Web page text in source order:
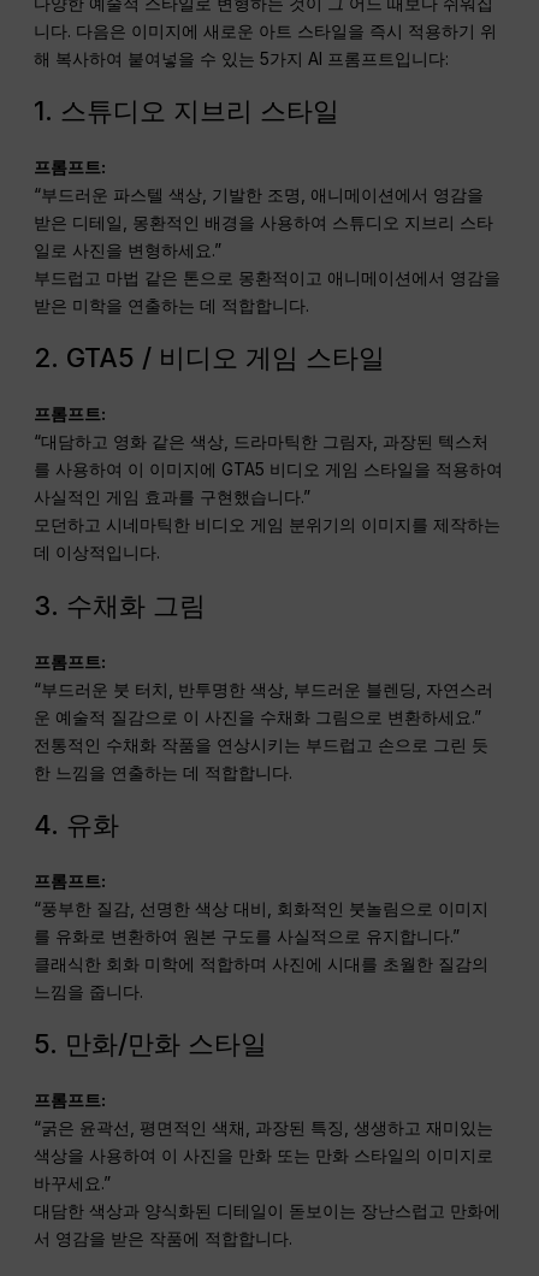
니다. 다음은 이미지에 새로운 아트 스타일을 즉시 적용하기 위
해 복사하여 붙여넣을 수 있는 5가지 AI 프롬프트입니다:
1. 스튜디오 지브리 스타일
프롬프트:
“부드러운 파스텔 색상, 기발한 조명, 애니메이션에서 영감을
받은 디테일, 몽환적인 배경을 사용하여 스튜디오 지브리 스타
일로 사진을 변형하세요.”
부드럽고 마법 같은 톤으로 몽환적이고 애니메이션에서 영감을
받은 미학을 연출하는 데 적합합니다.
2. GTA5 / 비디오 게임 스타일
프롬프트:
“대담하고 영화 같은 색상, 드라마틱한 그림자, 과장된 텍스처
를 사용하여 이 이미지에 GTA5 비디오 게임 스타일을 적용하여
사실적인 게임 효과를 구현했습니다.”
모던하고 시네마틱한 비디오 게임 분위기의 이미지를 제작하는
데 이상적입니다.
3. 수채화 그림
프롬프트:
“부드러운 붓 터치, 반투명한 색상, 부드러운 블렌딩, 자연스러
운 예술적 질감으로 이 사진을 수채화 그림으로 변환하세요.”
전통적인 수채화 작품을 연상시키는 부드럽고 손으로 그린 듯
한 느낌을 연출하는 데 적합합니다.
4. 유화
프롬프트:
“풍부한 질감, 선명한 색상 대비, 회화적인 붓놀림으로 이미지
를 유화로 변환하여 원본 구도를 사실적으로 유지합니다.”
클래식한 회화 미학에 적합하며 사진에 시대를 초월한 질감의
느낌을 줍니다.
5. 만화/만화 스타일
프롬프트:
“굵은 윤곽선, 평면적인 색채, 과장된 특징, 생생하고 재미있는
색상을 사용하여 이 사진을 만화 또는 만화 스타일의 이미지로
바꾸세요.”
대담한 색상과 양식화된 디테일이 돋보이는 장난스럽고 만화에
서 영감을 받은 작품에 적합합니다.